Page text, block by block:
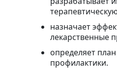
назначает
лекарственные
определяет
профилактики.